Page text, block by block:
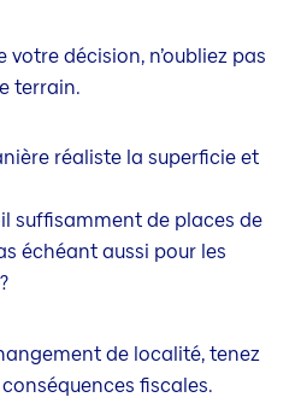
votre décision, n’oubliez pas
terrain.
réaliste la superficie et
suffisamment de places de
échéant aussi pour les
de localité, tenez
fiscales.